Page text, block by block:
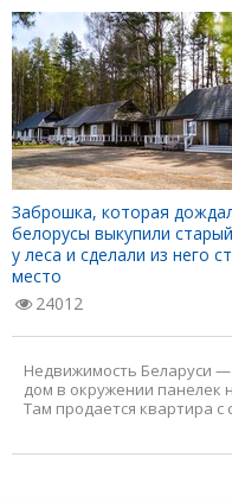
Заброшка, которая
белорусы выкупили
у леса и сделали из него
место
24012
Недвижимость Беларуси —
дом в окружении панелек
Там продается квартира с